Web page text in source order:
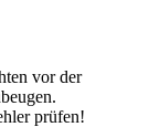
vor der
prüfen!